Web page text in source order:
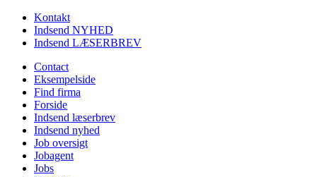
Kontakt
Indsend NYHED
Indsend LÆSERBREV
Contact
Eksempelside
Find firma
Forside
Indsend læserbrev
Indsend nyhed
Job oversigt
Jobagent
Jobs